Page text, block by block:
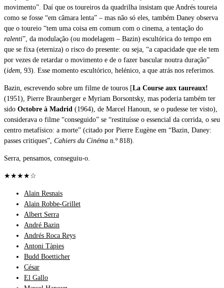
movimento”. Daí que os toureiros da quadrilha insistam que Andrés toureia
como se fosse “em câmara lenta” – mas não só eles, também Daney observa
que o toureio “tem uma coisa em comum com o cinema, a tentação do
ralenti”, da modulação (ou modelagem – Bazin) escultórica do tempo em
que se fixa (eterniza) o risco do presente: ou seja, “a capacidade que ele tem
por vezes de retardar o movimento e de o fazer bascular noutra duração”
(idem , 93). Esse momento escultórico, helénico, a que atrás nos referimos.
Bazin, escrevendo sobre um filme de touros [La Course aux taureaux!
(1951), Pierre Braunberger e Myriam Borsontsky, mas poderia também ter
sido Octobre à Madrid (1964), de Marcel Hanoun, se o pudesse ter visto),
considerava o filme “conseguido” se “restituísse o essencial da corrida, o seu
centro metafísico: a morte” (citado por Pierre Eugène em “Bazin, Daney:
passes critiques”, Cahiers du Cinéma n.º 818).
Serra, pensamos, conseguiu-o.
★★★★☆
Alain Resnais
Alain Robbe-Grillet
Albert Serra
André Bazin
Andrés Roca Reys
Antoni Tàpies
Budd Boetticher
César
El Gallo